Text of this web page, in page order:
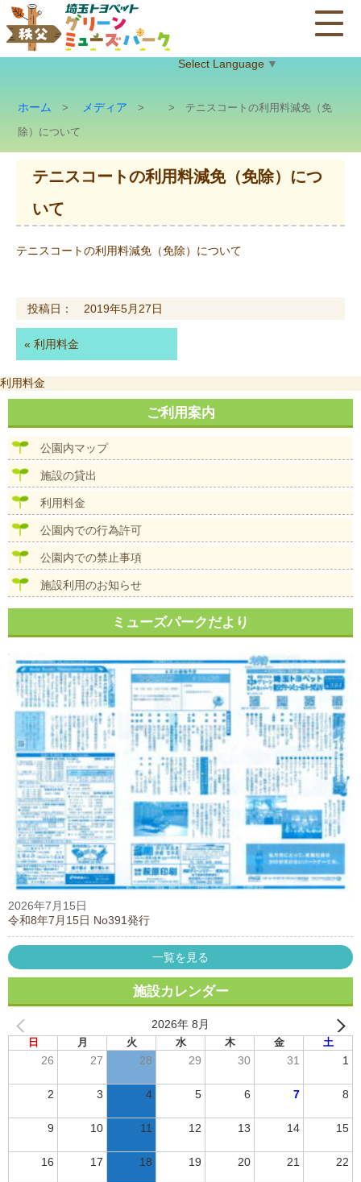
Select Language ▼
ホーム > メディア > > テニスコートの利用料減免（免
除）について
テニスコートの利用料減免（免除）につ
いて
テニスコートの利用料減免（免除）について
投稿日： 2019年5月27日
« 利用料金
投
稿
ビ
利用料金
ご利用案内
公園内マップ
施設の貸出
利用料金
公園内での行為許可
公園内での禁止事項
施設利用のお知らせ
ミューズパークだより
2026年7月15日
令和8年7月15日 No391発行
一覧を見る
施設カレンダー
2026年 8月
日 月 火 水 木 金 土
26 27 28 29 30 31 1
2 3 4 5 6 7 8
9 10 11 12 13 14 15
16 17 18 19 20 21 22